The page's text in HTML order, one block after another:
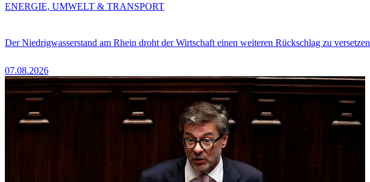
Der Niedrigwasserstand am Rhein droht der Wirtschaft einen weiteren Rückschlag zu versetzen
07.08.2026
ENERGIE, UMWELT & TRANSPORT